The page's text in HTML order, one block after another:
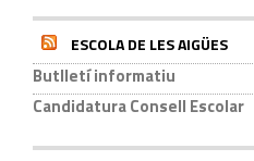
ESCOLA DE LES AIGÜES
Butlletí informatiu
Candidatura Consell Escolar